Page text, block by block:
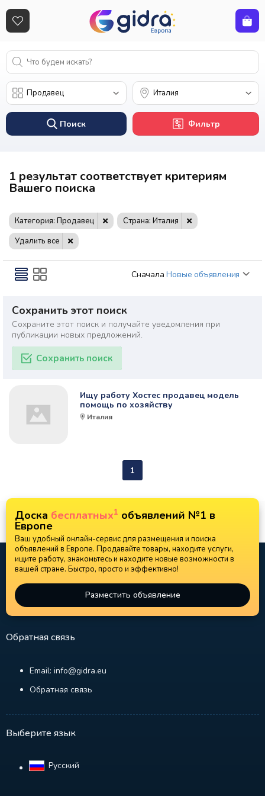
Поиск Фильтр
1 результат соответствует критериям
Вашего поиска
Категория: Продавец
Страна: Италия
Удалить все
Сначала Новые объявления
Сохранить этот поиск
Сохраните этот поиск и получайте уведомления при
публикации новых предложений.
Сохранить поиск
Ищу работу Хостес продавец модель
помощь по хозяйству
Италия
1
Доска бесплатных1 объявлений №1 в
Европе
Ваш удобный онлайн-сервис для размещения и поиска
объявлений в Европе. Продавайте товары, находите услуги,
ищите работу, знакомьтесь и находите новые возможности в
вашей стране. Быстро, просто и эффективно!
Разместить объявление
Обратная связь
Email: info@gidra.eu
Обратная связь
Выберите язык
Русский‎